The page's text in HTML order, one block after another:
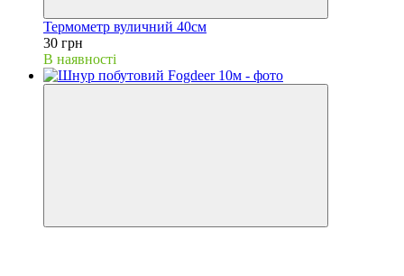
Термометр вуличний 40см
30 грн
В наявності